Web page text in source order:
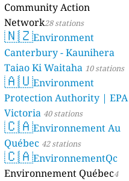
Community Action
Network28 stations
🇳🇿Environment
Canterbury - Kaunihera
Taiao Ki Waitaha 10 stations
🇦🇺Environment
Protection Authority | EPA
Victoria 40 stations
🇨🇦Environnement Au
Québec 42 stations
🇨🇦EnvironnementQc
Environnement Québec4